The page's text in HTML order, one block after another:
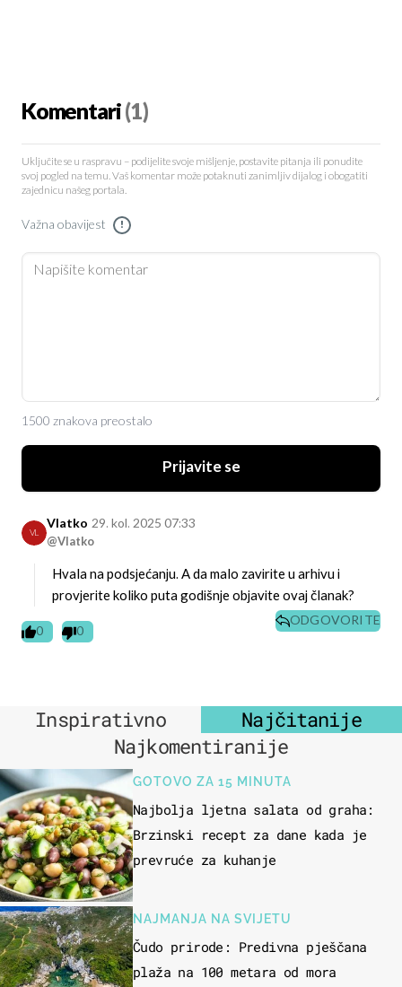
Komentari(1)
Uključite se u raspravu – podijelite svoje mišljenje, postavite pitanja ili ponudite
svoj pogled na temu. Vaš komentar može potaknuti zanimljiv dijalog i obogatiti
zajednicu našeg portala.
Važna obavijest !
1500 znakova preostalo
Prijavite se
VL
Vlatko
@Vlatko
29. kol. 2025 07:33
Hvala na podsjećanju. A da malo zavirite u arhivu i
provjerite koliko puta godišnje objavite ovaj članak?
0 0
ODGOVORITE
Inspirativno
Najčitanije
Najkomentiranije
GOTOVO ZA 15 MINUTA
Najbolja ljetna salata od graha:
Brzinski recept za dane kada je
prevruće za kuhanje
NAJMANJA NA SVIJETU
Čudo prirode: Predivna pješčana
plaža na 100 metara od mora